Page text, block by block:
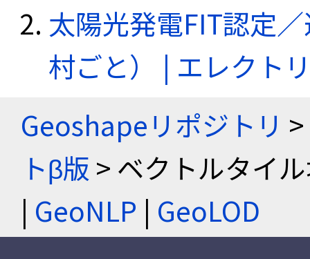
太陽光発電FIT認定
村ごと） | エレクト
Geoshapeリポジトリ >
トβ版 > ベクトルタイ
| GeoNLP | GeoLOD